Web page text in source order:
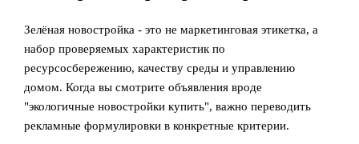
Зелёная новостройка - это не маркетинговая этикетка, а
набор проверяемых характеристик по
ресурсосбережению, качеству среды и управлению
домом. Когда вы смотрите объявления вроде
"экологичные новостройки купить", важно переводить
рекламные формулировки в конкретные критерии.